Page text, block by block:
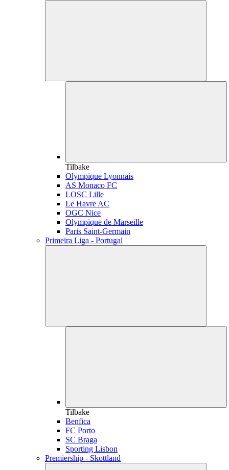
Tilbake
Olympique Lyonnais
AS Monaco FC
LOSC Lille
Le Havre AC
OGC Nice
Olympique de Marseille
Paris Saint-Germain
Primeira Liga - Portugal
Tilbake
Benfica
FC Porto
SC Braga
Sporting Lisbon
Premiership - Skottland